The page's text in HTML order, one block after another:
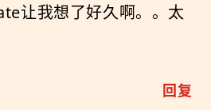
让我想了好久啊。。太
回复